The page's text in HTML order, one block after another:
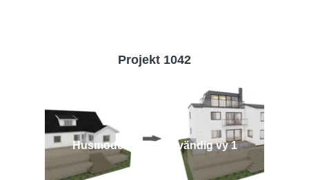
Projekt 1042
Husmodell 1042 - Utvändig vy 1